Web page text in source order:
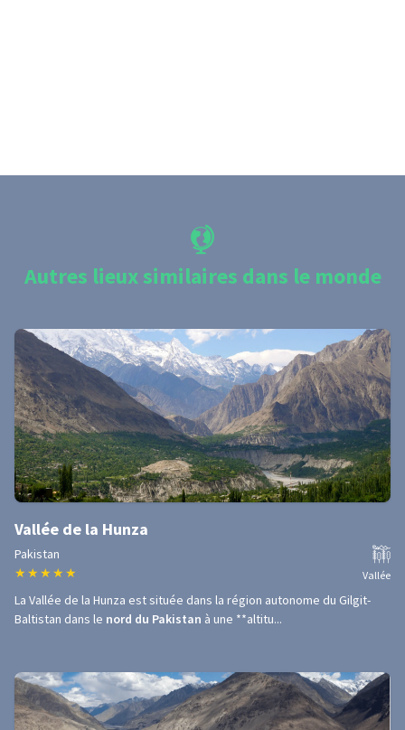
Autres lieux similaires dans le monde
Vallée de la Hunza
Pakistan
★ ★ ★ ★ ★ Vallée
La Vallée de la Hunza est située dans la région autonome du Gilgit-
Baltistan dans le nord du Pakistan à une **altitu...